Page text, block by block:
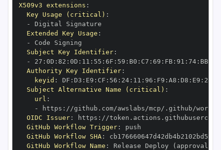
X509v3 extensions :
Key Usage (critical) :
-
Extended Key Usage :
-
Subject Key Identifier:
-
27 : 0D : 82 : 0D : 11 : 55 : 6F : 59 : B0 : C7 : 69 : FB: 91 : 74: BB:
Authority Key Identifier:
keyid : DF : D3 : E9 : CF : 56 : 24: 11 : 96 : F9 : A8 : D8 : E9 : 28
Subject Alternative Name (critical) :
url :
-
https :
OIDC Issuer: https :
GitHub Workflow Trigger:
GitHub Workflow SHA:
GitHub Workflow Name :